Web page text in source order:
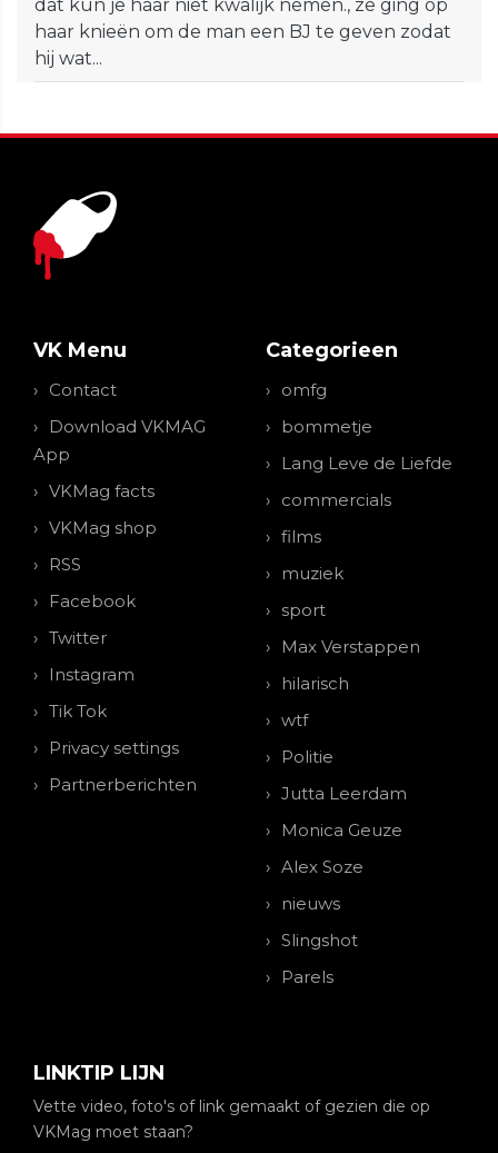
dat kun je haar niet kwalijk nemen., ze ging op
haar knieën om de man een BJ te geven zodat
hij wat...
VK Menu
Contact
Download VKMAG
App
VKMag facts
VKMag shop
RSS
Facebook
Twitter
Instagram
Tik Tok
Privacy settings
Partnerberichten
Categorieen
omfg
bommetje
Lang Leve de Liefde
commercials
films
muziek
sport
Max Verstappen
hilarisch
wtf
Politie
Jutta Leerdam
Monica Geuze
Alex Soze
nieuws
Slingshot
Parels
LINKTIP LIJN
Vette video, foto's of link gemaakt of gezien die op
VKMag moet staan?